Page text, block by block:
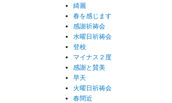
綺麗
春を感じます
感謝祈祷会
水曜日祈祷会
登校
マイナス２度
感謝と賛美
早天
火曜日祈祷会
春間近